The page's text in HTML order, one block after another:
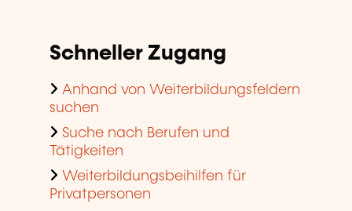
Schneller Zugang
Anhand von Weiterbildungsfeldern
suchen
Suche nach Berufen und
Tätigkeiten
Weiterbildungsbeihilfen für
Privatpersonen